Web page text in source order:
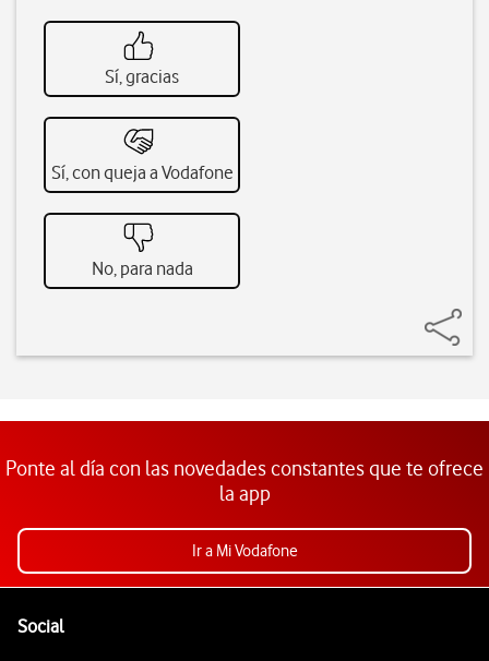
Sí, gracias
Sí, con queja a Vodafone
No, para nada
Ponte al día con las novedades constantes que te ofrece
la app
Ir a Mi Vodafone
SocialEnlaces a las redes sociales de Vodafone